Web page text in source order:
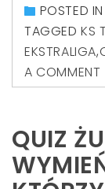
POSTED IN
TAGGEDKS
EKSTRALIGA,
A COMMENT
QUIZ